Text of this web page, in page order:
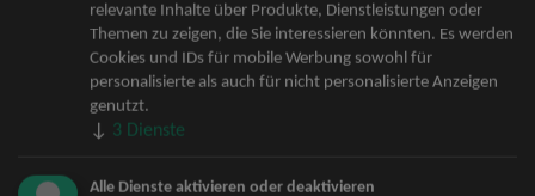
Jan Delay & Disko No.1 Tickets
Pur Tickets
Bob Dylan Tickets
Mark Forster Tickets
The Prodigy Tickets
relevante Inhalte über Produkte, Dienstleistungen oder
Themen zu zeigen, die Sie interessieren könnten. Es werden
Cookies und IDs für mobile Werbung sowohl für
personalisierte als auch für nicht personalisierte Anzeigen
genutzt.
↓ 3 Dienste
Alle Dienste aktivieren oder deaktivieren